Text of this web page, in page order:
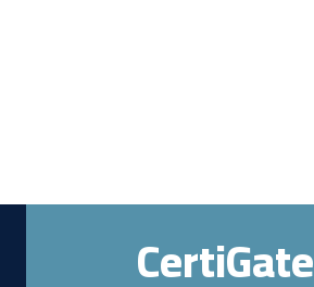
CertiGate